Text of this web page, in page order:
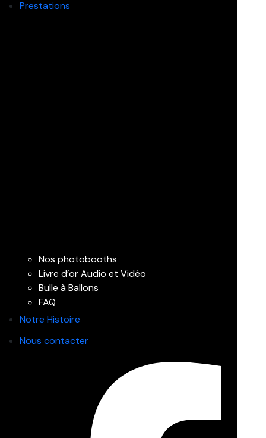
Prestations
Nos photobooths
Livre d’or Audio et Vidéo
Bulle à Ballons
FAQ
Notre Histoire
Nous contacter